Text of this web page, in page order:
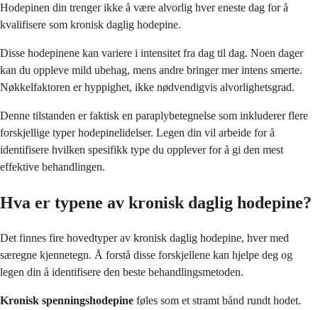
Hodepinen din trenger ikke å være alvorlig hver eneste dag for å
kvalifisere som kronisk daglig hodepine.
Disse hodepinene kan variere i intensitet fra dag til dag. Noen dager
kan du oppleve mild ubehag, mens andre bringer mer intens smerte.
Nøkkelfaktoren er hyppighet, ikke nødvendigvis alvorlighetsgrad.
Denne tilstanden er faktisk en paraplybetegnelse som inkluderer flere
forskjellige typer hodepinelidelser. Legen din vil arbeide for å
identifisere hvilken spesifikk type du opplever for å gi den mest
effektive behandlingen.
Hva er typene av kronisk daglig hodepine?
Det finnes fire hovedtyper av kronisk daglig hodepine, hver med
særegne kjennetegn. Å forstå disse forskjellene kan hjelpe deg og
legen din å identifisere den beste behandlingsmetoden.
Kronisk spenningshodepine føles som et stramt bånd rundt hodet.